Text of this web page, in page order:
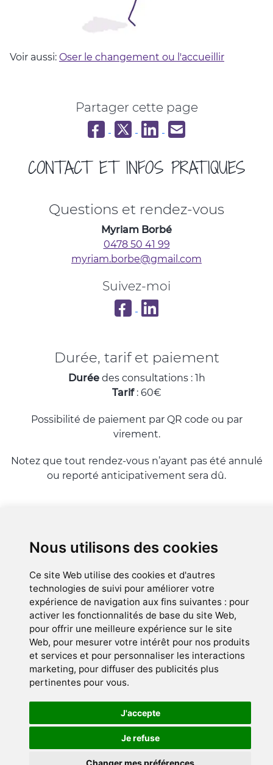
Nous utilisons des cookies
Ce site Web utilise des cookies et d'autres
technologies de suivi pour améliorer votre
expérience de navigation aux fins suivantes : pour
activer les fonctionnalités de base du site Web,
pour offrir une meilleure expérience sur le site
Web, pour mesurer votre intérêt pour nos produits
et services et pour personnaliser les interactions
marketing, pour diffuser des publicités plus
pertinentes pour vous.
J'accepte
Je refuse
Changer mes préférences
Voir aussi: Oser le changement ou l'accueillir
Partager cette page
Partager sur Facebook
Partager sur Twitter
Partager sur LinkedIn
Partager par email
CONTACT ET INFOS PRATIQUES
Questions et rendez-vous
Myriam Borbé
0478 50 41 99
myriam.borbe@gmail.com
Suivez-moi
Apaiser et Oser sur Facebook
Mon profil LinkedIn
Durée, tarif et paiement
Duréedes consultations : 1h
Tarif: 60€
Possibilité de paiement par QR code ou par
virement.
Notez que tout rendez-vous n’ayant pas été annulé
ou reporté anticipativement sera dû.
La Maison du Mieux-Être
1200 Woluwé-Saint-Lambert
(Bruxelles)
A proximité de Tomberg
© Myriam Borbé 2018-2026 - version 3.119.0
Politique des cookies
No Result Website Carbon